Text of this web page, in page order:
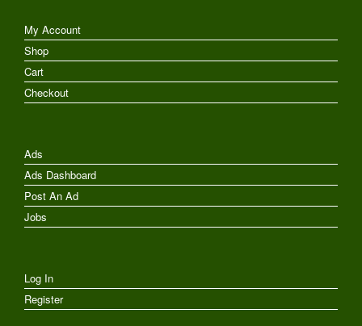
My Account
Shop
Cart
Checkout
Ads
Ads Dashboard
Post An Ad
Jobs
Log In
Register